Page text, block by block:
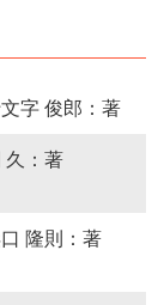
字 俊郎：著
久：著
隆則：著